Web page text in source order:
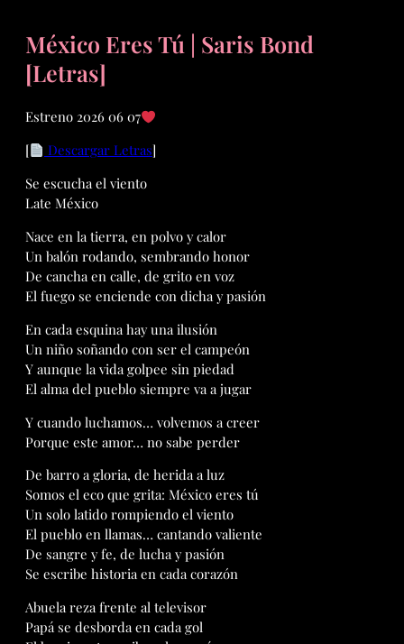
México Eres Tú | Saris Bond
[Letras]
Estreno 2026 06 07
[
Descargar Letras]
Se escucha el viento
Late México
Nace en la tierra, en polvo y calor
Un balón rodando, sembrando honor
De cancha en calle, de grito en voz
El fuego se enciende con dicha y pasión
En cada esquina hay una ilusión
Un niño soñando con ser el campeón
Y aunque la vida golpee sin piedad
El alma del pueblo siempre va a jugar
Y cuando luchamos… volvemos a creer
Porque este amor… no sabe perder
De barro a gloria, de herida a luz
Somos el eco que grita: México eres tú
Un solo latido rompiendo el viento
El pueblo en llamas… cantando valiente
De sangre y fe, de lucha y pasión
Se escribe historia en cada corazón
Abuela reza frente al televisor
Papá se desborda en cada gol